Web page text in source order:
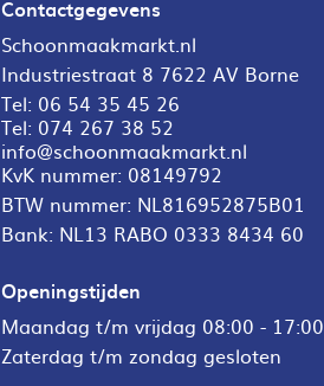
Contactgegevens
Schoonmaakmarkt.nl
Industriestraat 8 7622 AV Borne
Tel: 06 54 35 45 26
Tel: 074 267 38 52
info@schoonmaakmarkt.nl
KvK nummer: 08149792
BTW nummer: NL816952875B01
Bank: NL13 RABO 0333 8434 60
Openingstijden
Maandag t/m vrijdag 08:00 - 17:00
Zaterdag t/m zondag gesloten